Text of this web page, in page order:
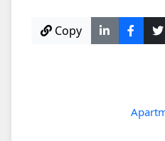
Copy